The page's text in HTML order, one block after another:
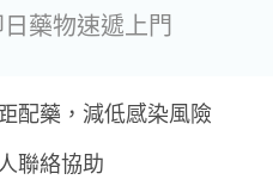
藥物速遞上門
配藥，減低感染風險
聯絡協助